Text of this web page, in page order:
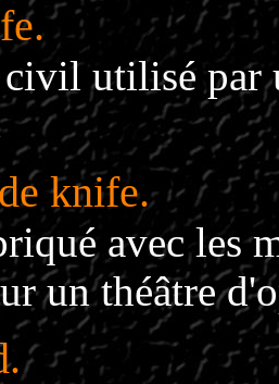
civil utilisé par
knife.
avec les
un théâtre